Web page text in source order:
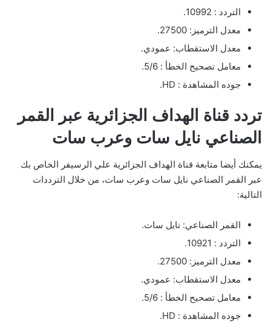
التردد : 10992.
معدل الترميز: 27500.
معدل الاستقطاب: عمودي.
معامل تصحيح الخطأ : 5/6.
جوده المشاهدة : HD.
تردد قناة الهداف الجزائرية عبر القمر
الصناعي نايل سات وعرب سات
يمكنك أيضا متابعة قناة الهداف الجزائرية علي الرسيفر الخاص بك
عبر القمر الصناعي نايل سات وعرب سات، من خلال الترددات
التالية:
القمر الصناعي: نايل سات.
التردد : 10921.
معدل الترميز: 27500.
معدل الاستقطاب: عمودي.
معامل تصحيح الخطأ : 5/6.
جوده المشاهدة : HD.